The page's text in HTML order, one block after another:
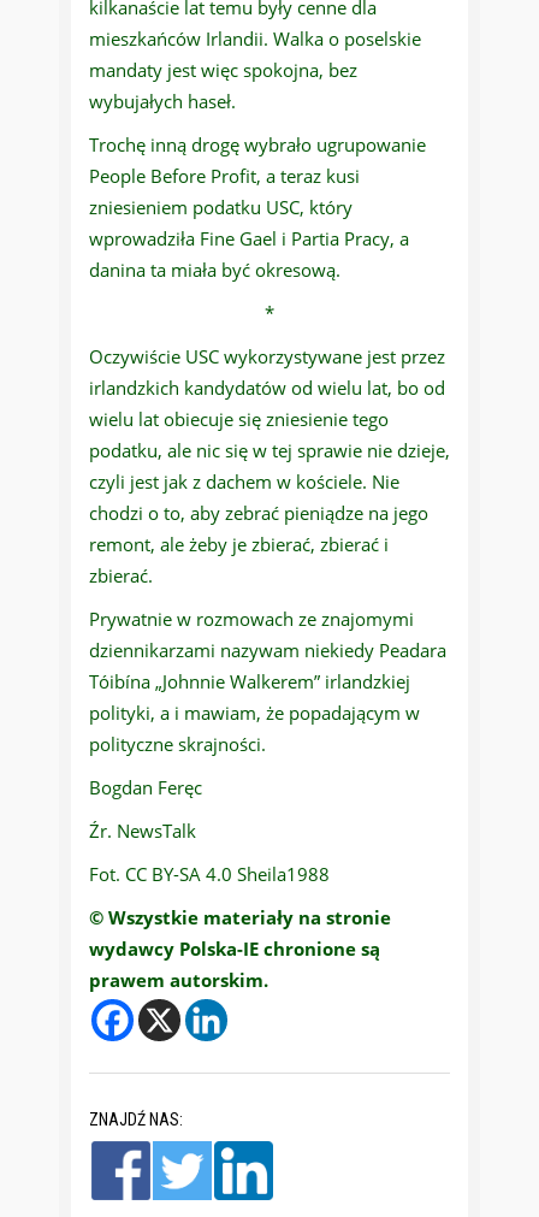
kilkanaście lat temu były cenne dla
mieszkańców Irlandii. Walka o poselskie
mandaty jest więc spokojna, bez
wybujałych haseł.
Trochę inną drogę wybrało ugrupowanie
People Before Profit, a teraz kusi
zniesieniem podatku USC, który
wprowadziła Fine Gael i Partia Pracy, a
danina ta miała być okresową.
*
Oczywiście USC wykorzystywane jest przez
irlandzkich kandydatów od wielu lat, bo od
wielu lat obiecuje się zniesienie tego
podatku, ale nic się w tej sprawie nie dzieje,
czyli jest jak z dachem w kościele. Nie
chodzi o to, aby zebrać pieniądze na jego
remont, ale żeby je zbierać, zbierać i
zbierać.
Prywatnie w rozmowach ze znajomymi
dziennikarzami nazywam niekiedy Peadara
Tóibína „Johnnie Walkerem” irlandzkiej
polityki, a i mawiam, że popadającym w
polityczne skrajności.
Bogdan Feręc
Źr. NewsTalk
Fot. CC BY-SA 4.0 Sheila1988
© Wszystkie materiały na stronie
wydawcy Polska-IE chronione są
prawem autorskim.
ZNAJDŹ NAS: